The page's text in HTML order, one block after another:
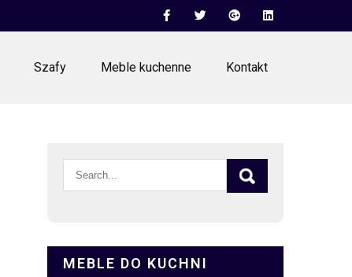
Szafy Meble kuchenne Kontakt
MEBLE DO KUCHNI